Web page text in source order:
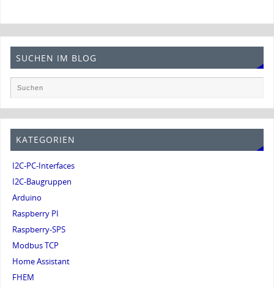
SUCHEN IM BLOG
KATEGORIEN
I2C-PC-Interfaces
I2C-Baugruppen
Arduino
Raspberry PI
Raspberry-SPS
Modbus TCP
Home Assistant
FHEM